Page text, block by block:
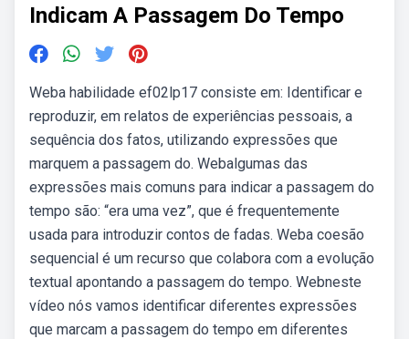
Indicam A Passagem Do Tempo
Weba habilidade ef02lp17 consiste em: Identificar e
reproduzir, em relatos de experiências pessoais, a
sequência dos fatos, utilizando expressões que
marquem a passagem do. Webalgumas das
expressões mais comuns para indicar a passagem do
tempo são: “era uma vez”, que é frequentemente
usada para introduzir contos de fadas. Weba coesão
sequencial é um recurso que colabora com a evolução
textual apontando a passagem do tempo. Webneste
vídeo nós vamos identificar diferentes expressões
que marcam a passagem do tempo em diferentes